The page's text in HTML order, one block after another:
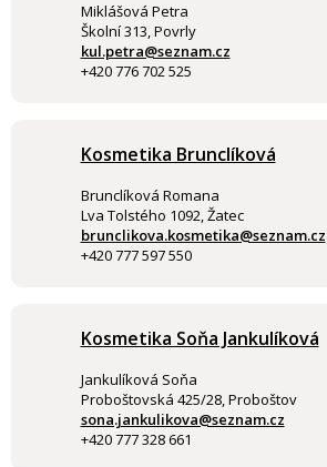
Miklášová Petra
Školní 313, Povrly
kul.petra@seznam.cz
+420 776 702 525
Kosmetika Brunclíková
Brunclíková Romana
Lva Tolstého 1092, Žatec
brunclikova.kosmetika@seznam.cz
+420 777 597 550
Kosmetika Soňa Jankulíková
Jankulíková Soňa
Proboštovská 425/28, Proboštov
sona.jankulikova@seznam.cz
+420 777 328 661